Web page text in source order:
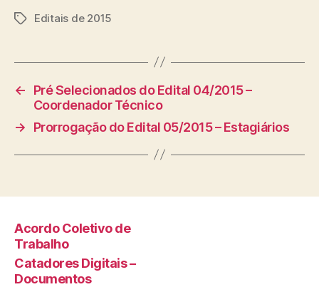
TagsEditais de 2015
←
Pré Selecionados do Edital 04/2015 –
Coordenador Técnico
→
Prorrogação do Edital 05/2015 – Estagiários
Acordo Coletivo de
Trabalho
Catadores Digitais –
Documentos